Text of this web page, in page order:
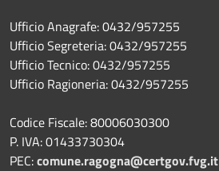
Ufficio Anagrafe: 0432/957255
Ufficio Segreteria: 0432/957255
Ufficio Tecnico: 0432/957255
Ufficio Ragioneria: 0432/957255
Codice Fiscale: 80006030300
P. IVA: 01433730304
PEC:comune.ragogna@certgov.fvg.it